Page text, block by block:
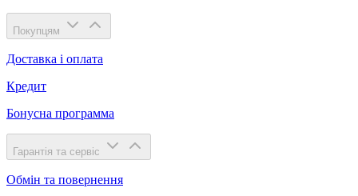
Покупцям
Доставка і оплата
Кредит
Бонусна программа
Гарантія та сервіс
Обмін та повернення